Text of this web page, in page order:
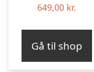
649,00 kr.
Gå til shop